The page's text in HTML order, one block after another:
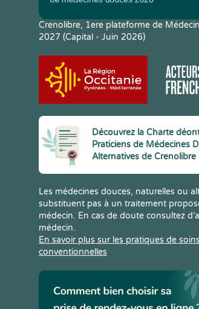
Crenolibre, 1ere plateforme de
2027 (Capital - Juin 2026)
Découvrez la Charte
Praticiens de Médecines
Alternatives de Crenolibre
Les médecines douces, naturelles ou
substituent pas à un traitement
médecin. En cas de doute consultez
médecin.
En savoir plus sur les pratiques de
conventionnelles